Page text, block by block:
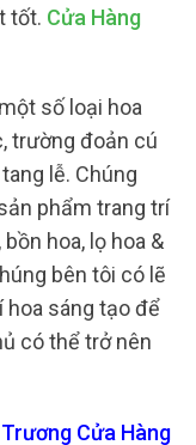
tốt. Cửa Hàng
số loại hoa
trường đoản cú
lễ. Chúng
phẩm trang trí
hoa, lọ hoa &
bên tôi có lẽ
hoa sáng tạo để
có thể trở nên
Cửa Hàng